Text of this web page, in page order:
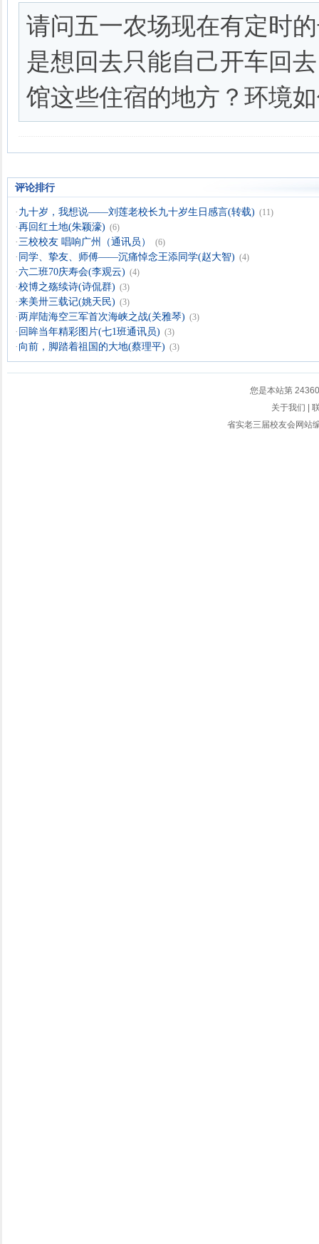
评论排行
· 九十岁，我想说——刘莲老校长九十岁生日感言(转载) (11)
·再回红土地(朱颖濠) (6)
·三校校友 唱响广州（通讯员） (6)
· 同学、挚友、师傅——沉痛悼念王添同学(赵大智) (4)
·六二班70庆寿会(李观云) (4)
·校博之殇续诗(诗侃群) (3)
·来美卅三载记(姚天民) (3)
· 两岸陆海空三军首次海峡之战(关雅琴) (3)
· 回眸当年精彩图片(七1班通讯员) (3)
· 向前，脚踏着祖国的大地(蔡理平) (3)
您是本站第
关于我们
省实老三届校友会网站